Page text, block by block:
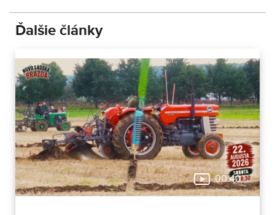
Ďalšie články
00:40